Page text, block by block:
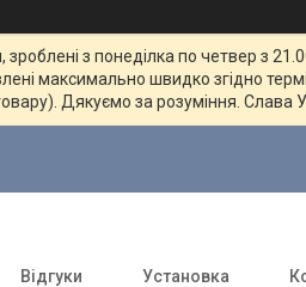
з понеділка по четвер з
максимально швидко згідно
Дякуємо за розуміння. Слава
Відгуки Установка